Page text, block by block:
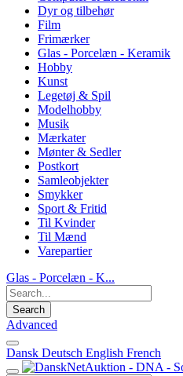
Dyr og tilbehør
Film
Frimærker
Glas - Porcelæn - Keramik
Hobby
Kunst
Legetøj & Spil
Modelhobby
Musik
Mærkater
Mønter & Sedler
Postkort
Samleobjekter
Smykker
Sport & Fritid
Til Kvinder
Til Mænd
Varepartier
Glas - Porcelæn - K...
Search
Advanced
Dansk Deutsch English French